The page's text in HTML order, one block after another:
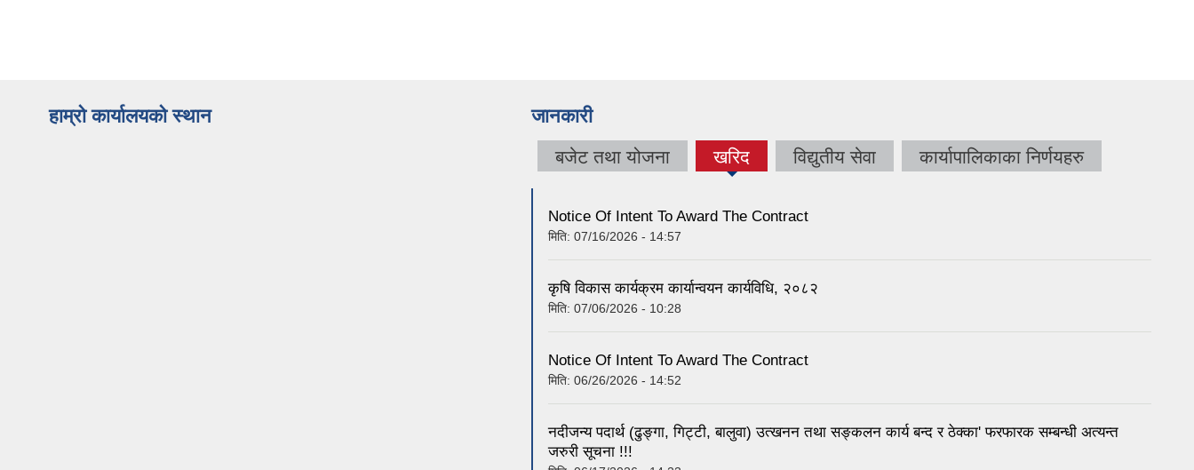
हाम्रो कार्यालयको स्थान जानकारी
बजेट तथा योजना खरिद
(active
विद्युतीय सेवा कार्यापालिकाका निर्णयहरु
Notice Of Intent To Award The Contract
मिति: 07/16/2026 - 14:57
कृषि विकास कार्यक्रम कार्यान्वयन कार्यविधि, २०८२
मिति: 07/06/2026 - 10:28
Notice Of Intent To Award The Contract
मिति: 06/26/2026 - 14:52
नदीजन्य पदार्थ (ढुङ्गा, गिट्टी, बालुवा) उत्खनन तथा सङ्कलन कार्य बन्द र ठेक्का' फरफारक सम्बन्धी अत्यन्त
जरुरी सूचना !!!